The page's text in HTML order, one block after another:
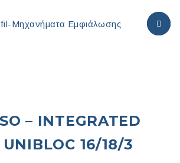
– INTEGRATED
16/18/3